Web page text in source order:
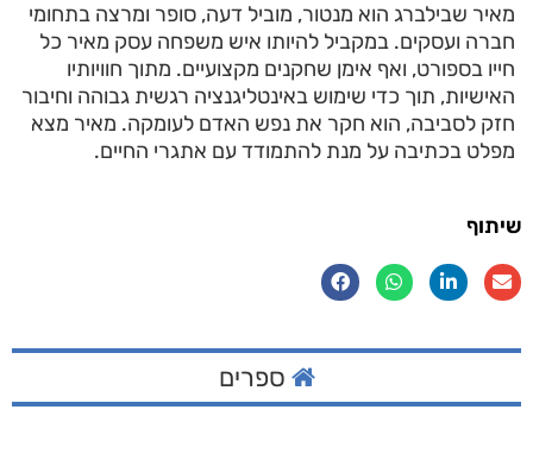
מאיר שבילברג הוא מנטור, מוביל דעה, סופר ומרצה בתחומי
חברה ועסקים. במקביל להיותו איש משפחה עסק מאיר כל
חייו בספורט, ואף אימן שחקנים מקצועיים. מתוך חוויותיו
האישיות, תוך כדי שימוש באינטליגנציה רגשית גבוהה וחיבור
חזק לסביבה, הוא חקר את נפש האדם לעומקה. מאיר מצא
מפלט בכתיבה על מנת להתמודד עם אתגרי החיים.
שיתוף
ספרים